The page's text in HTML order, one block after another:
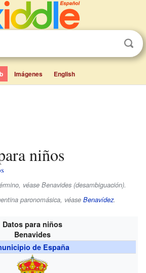
Imágenes English
niños
véase Benavides (desambiguación).
paronomásica, véase Benavídez.
Datos para niños
Benavides
de España